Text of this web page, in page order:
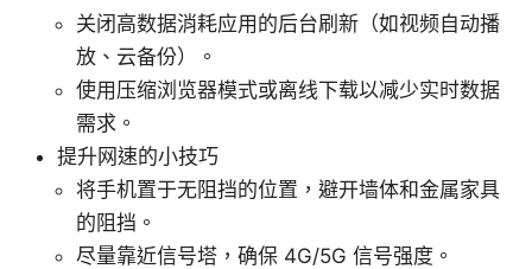
关闭高数据消耗应用的后台刷新（如视频自动播
放、云备份）。
使用压缩浏览器模式或离线下载以减少实时数据
需求。
提升网速的小技巧
将手机置于无阻挡的位置，避开墙体和金属家具
的阻挡。
尽量靠近信号塔，确保 4G/5G 信号强度。